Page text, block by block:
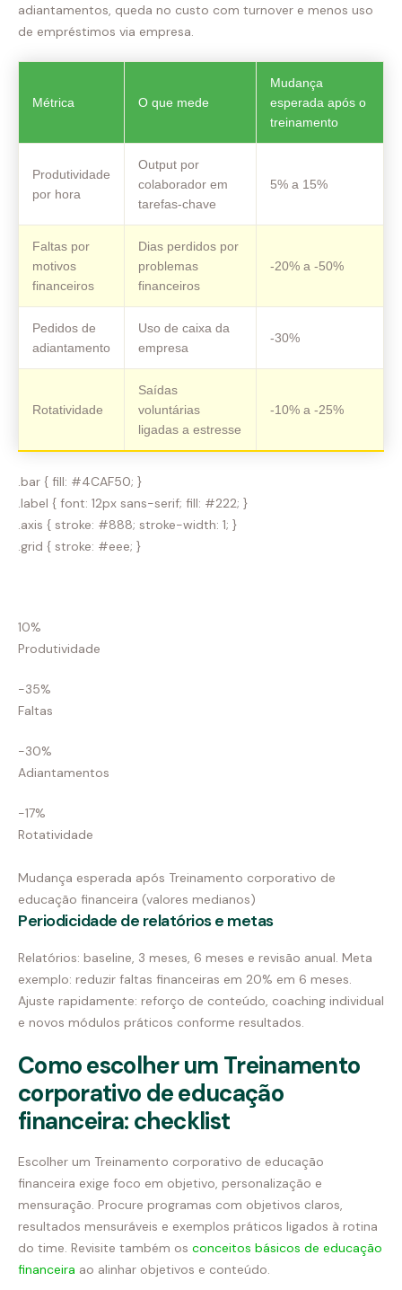
adiantamentos, queda no custo com turnover e menos uso
de empréstimos via empresa.
Métrica O que mede
Mudança
esperada após o
treinamento
Produtividade
por hora
Output por
colaborador em
tarefas‑chave
5% a 15%
Faltas por
motivos
financeiros
Dias perdidos por
problemas
financeiros
-20% a -50%
Pedidos de
adiantamento
Uso de caixa da
empresa
-30%
Rotatividade
Saídas
voluntárias
ligadas a estresse
-10% a -25%
.bar { fill: #4CAF50; }
.label { font: 12px sans-serif; fill: #222; }
.axis { stroke: #888; stroke-width: 1; }
.grid { stroke: #eee; }
10%
Produtividade
-35%
Faltas
-30%
Adiantamentos
-17%
Rotatividade
Mudança esperada após Treinamento corporativo de
educação financeira (valores medianos)
Periodicidade de relatórios e metas
Relatórios: baseline, 3 meses, 6 meses e revisão anual. Meta
exemplo: reduzir faltas financeiras em 20% em 6 meses.
Ajuste rapidamente: reforço de conteúdo, coaching individual
e novos módulos práticos conforme resultados.
Como escolher um Treinamento
corporativo de educação
financeira: checklist
Escolher um Treinamento corporativo de educação
financeira exige foco em objetivo, personalização e
mensuração. Procure programas com objetivos claros,
resultados mensuráveis e exemplos práticos ligados à rotina
do time. Revisite também os conceitos básicos de educação
financeira ao alinhar objetivos e conteúdo.